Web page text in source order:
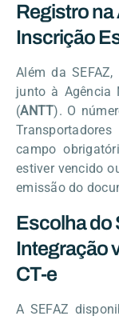
Registro na
Inscrição
Além da
junto à Agência
(ANTT). O
campo
estiver vencido
emissão do
Escolha do
Integração
CT-e
A SEFAZ